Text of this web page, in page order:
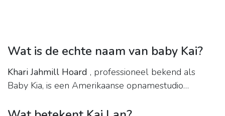
Wat is de echte naam van baby Kai?
Khari Jahmill Hoard , professioneel bekend als
Baby Kia, is een Amerikaanse opnamestudio…